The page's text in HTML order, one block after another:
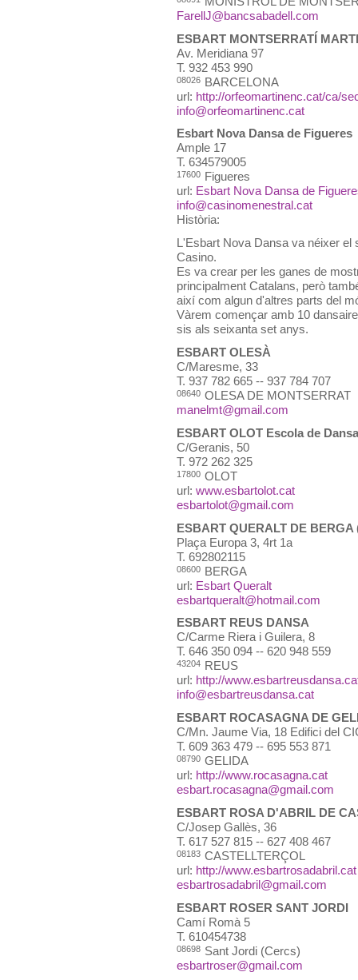
FarellJ@bancsabadell.com
ESBART MONTSERRATÍ
Av. Meridiana 97
T. 932 453 990
08026 BARCELONA
url: http://orfeomartinenc.cat/ca/
info@orfeomartinenc.cat
Esbart Nova Dansa de Figueres
Ample 17
T. 634579005
17600
Figueres
url: Esbart Nova Dansa de
info@casinomenestral.cat
Història:
L'Esbart Nova Dansa va néixer
Casino.
Es va crear per les ganes de
principalment Catalans, però
així com algun d'altres parts del
Vàrem començar amb 10
sis als seixanta set anys.
ESBART OLESÀ
C/Maresme, 33
T. 937 782 665 -- 937 784 707
08640 OLESA DE MONTSERRAT
manelmt@gmail.com
ESBART OLOT Escola de
C/Geranis, 50
T. 972 262 325
17800 OLOT
url: www.esbartolot.cat
esbartolot@gmail.com
ESBART QUERALT DE BERGA
Plaça Europa 3, 4rt 1a
T. 692802115
08600 BERGA
url: Esbart Queralt
esbartqueralt@hotmail.com
ESBART REUS DANSA
C/Carme Riera i Guilera, 8
T. 646 350 094 -- 620 948 559
43204
REUS
url: http://
info@esbartreusdansa.cat
ESBART ROCASAGNA DE
C/Mn. Jaume Via, 18 Edifici del
T. 609 363 479 -- 695 553 871
08790 GELIDA
url: http://www.rocasagna.cat
esbart.rocasagna@gmail.com
ESBART ROSA D'ABRIL DE
C/Josep Gallès, 36
T. 617 527 815 -- 627 408 467
08183 CASTELLTERÇOL
url: http://www.esbartrosadabril.cat
esbartrosadabril@gmail.com
ESBART ROSER SANT JORDI
Camí Romà 5
T. 610454738
08698 Sant Jordi (Cercs)
esbartroser@gmail.com